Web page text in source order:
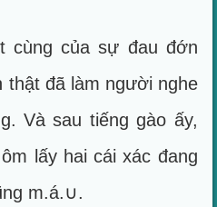
cùng của sự đau đớn
thật đã làm người nghe
Và sau tiếng gào ấy,
lấy hai cái xác đang
m.á.∪.